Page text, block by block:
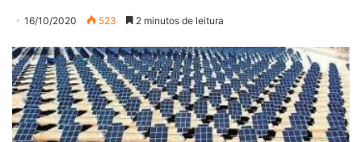
16/10/2020 523 2 minutos de leitura